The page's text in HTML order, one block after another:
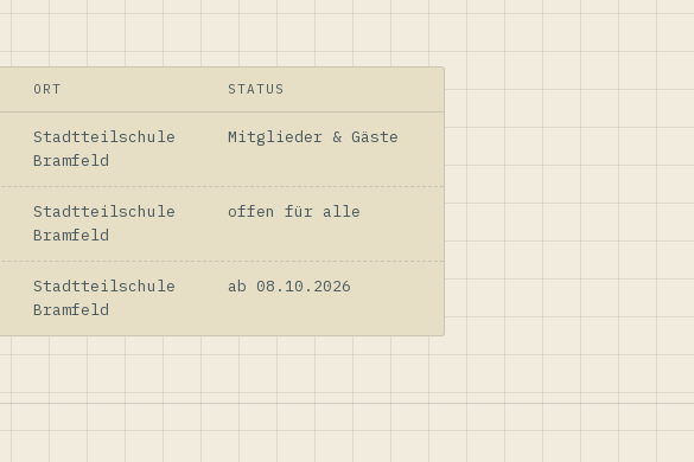
ORT STATUS
Stadtteilschule
Bramfeld
Mitglieder & Gäste
Stadtteilschule
Bramfeld
offen für alle
Stadtteilschule
Bramfeld
ab 08.10.2026